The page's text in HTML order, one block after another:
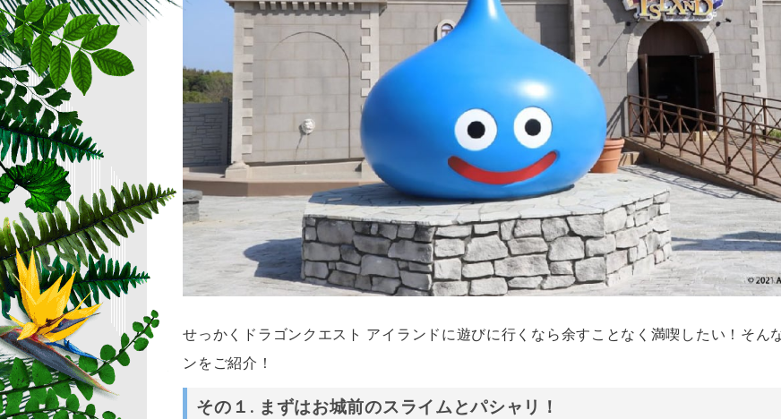
せっかくドラゴンクエスト アイランドに遊びに行くなら余すことなく満喫したい！そん
ンをご紹介！
その１ . まずはお城前のスライムとパシャリ！